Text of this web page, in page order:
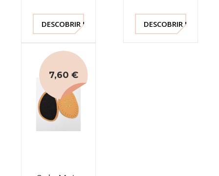
DESCOBRIR ! DESCOBRIR !
7,60 €